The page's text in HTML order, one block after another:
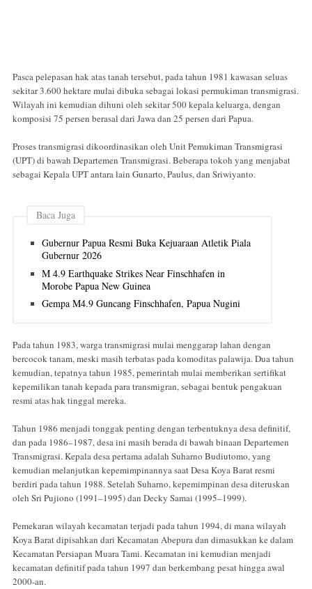
Pasca pelepasan hak atas tanah tersebut, pada tahun 1981 kawasan seluas
sekitar 3.600 hektare mulai dibuka sebagai lokasi permukiman transmigrasi.
Wilayah ini kemudian dihuni oleh sekitar 500 kepala keluarga, dengan
komposisi 75 persen berasal dari Jawa dan 25 persen dari Papua.
Proses transmigrasi dikoordinasikan oleh Unit Pemukiman Transmigrasi
(UPT) di bawah Departemen Transmigrasi. Beberapa tokoh yang menjabat
sebagai Kepala UPT antara lain Gunarto, Paulus, dan Sriwiyanto.
Baca Juga
Gubernur Papua Resmi Buka Kejuaraan Atletik Piala
Gubernur 2026
M 4.9 Earthquake Strikes Near Finschhafen in
Morobe Papua New Guinea
Gempa M4.9 Guncang Finschhafen, Papua Nugini
Pada tahun 1983, warga transmigrasi mulai menggarap lahan dengan
bercocok tanam, meski masih terbatas pada komoditas palawija. Dua tahun
kemudian, tepatnya tahun 1985, pemerintah mulai memberikan sertifikat
kepemilikan tanah kepada para transmigran, sebagai bentuk pengakuan
resmi atas hak tinggal mereka.
Tahun 1986 menjadi tonggak penting dengan terbentuknya desa definitif,
dan pada 1986–1987, desa ini masih berada di bawah binaan Departemen
Transmigrasi. Kepala desa pertama adalah Suharno Budiutomo, yang
kemudian melanjutkan kepemimpinannya saat Desa Koya Barat resmi
berdiri pada tahun 1988. Setelah Suharno, kepemimpinan desa diteruskan
oleh Sri Pujiono (1991–1995) dan Decky Samai (1995–1999).
Pemekaran wilayah kecamatan terjadi pada tahun 1994, di mana wilayah
Koya Barat dipisahkan dari Kecamatan Abepura dan dimasukkan ke dalam
Kecamatan Persiapan Muara Tami. Kecamatan ini kemudian menjadi
kecamatan definitif pada tahun 1997 dan berkembang pesat hingga awal
2000-an.